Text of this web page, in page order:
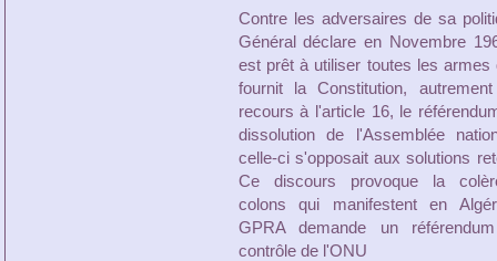
Contre les adversaires de sa
Général déclare en Novembre
est prêt à utiliser toutes les armes
fournit la Constitution,
recours à l'article 16, le
dissolution de l'Assemblée
celle-ci s'opposait aux solutions
Ce discours provoque la
colons qui manifestent en
GPRA demande un
contrôle de l'ONU